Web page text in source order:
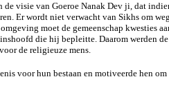
visie van Goeroe Nanak Dev ji, dat
Er wordt niet verwacht van Sikhs om
moet de gemeenschap kwesties
die hij bepleitte. Daarom werden
de religieuze mens.
voor hun bestaan en motiveerde hen